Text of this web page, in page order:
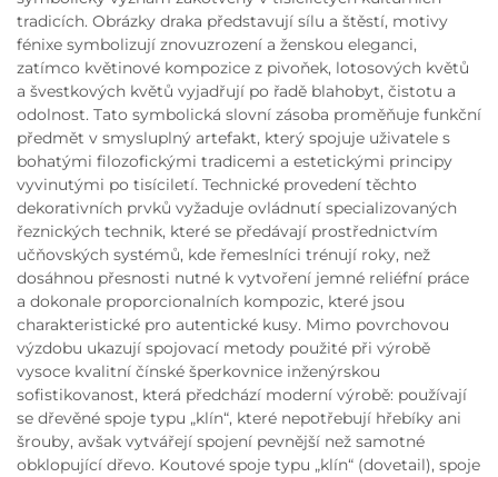
tradicích. Obrázky draka představují sílu a štěstí, motivy
fénixe symbolizují znovuzrození a ženskou eleganci,
zatímco květinové kompozice z pivoňek, lotosových květů
a švestkových květů vyjadřují po řadě blahobyt, čistotu a
odolnost. Tato symbolická slovní zásoba proměňuje funkční
předmět v smysluplný artefakt, který spojuje uživatele s
bohatými filozofickými tradicemi a estetickými principy
vyvinutými po tisíciletí. Technické provedení těchto
dekorativních prvků vyžaduje ovládnutí specializovaných
řeznických technik, které se předávají prostřednictvím
učňovských systémů, kde řemeslníci trénují roky, než
dosáhnou přesnosti nutné k vytvoření jemné reliéfní práce
a dokonale proporcionalních kompozic, které jsou
charakteristické pro autentické kusy. Mimo povrchovou
výzdobu ukazují spojovací metody použité při výrobě
vysoce kvalitní čínské šperkovnice inženýrskou
sofistikovanost, která předchází moderní výrobě: používají
se dřevěné spoje typu „klín“, které nepotřebují hřebíky ani
šrouby, avšak vytvářejí spojení pevnější než samotné
obklopující dřevo. Koutové spoje typu „klín“ (dovetail), spoje